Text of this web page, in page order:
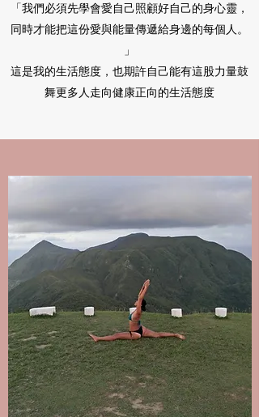
「我們必須先學會愛自己照顧好自己的身心靈，
同時才能把這份愛與能量傳遞給身邊的每個人。
」
這是我的生活態度，也期許自己能有這股力量鼓
舞更多人走向健康正向的生活態度